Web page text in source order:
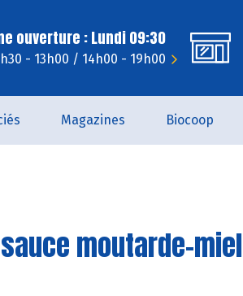
ouverture : Lundi 09:30
- 13h00 / 14h00 - 19h00
Magazines Biocoop
moutarde-